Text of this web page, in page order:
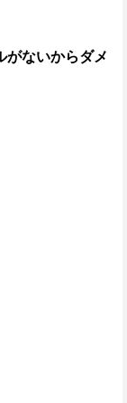
がないからダメ